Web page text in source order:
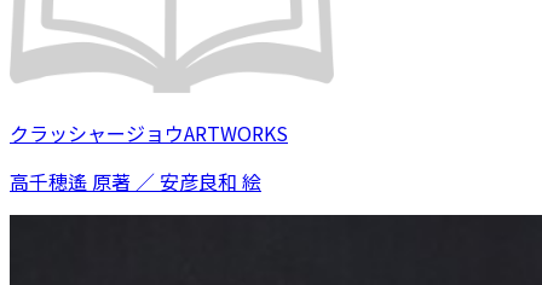
クラッシャージョウARTWORKS
高千穂遙 原著 ／ 安彦良和 絵